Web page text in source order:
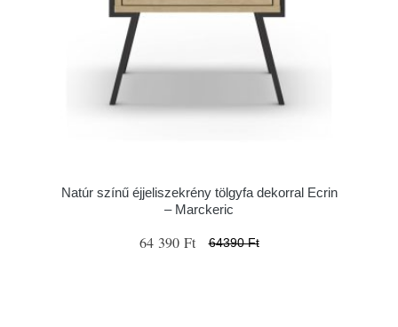
Natúr színű éjjeliszekrény tölgyfa dekorral Ecrin
– Marckeric
64 390 Ft 64390 Ft